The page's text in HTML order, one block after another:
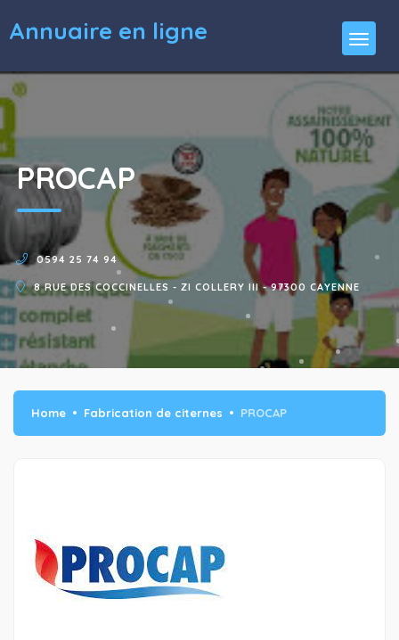
Annuaire en ligne
PROCAP
0594 25 74 94
8 RUE DES COCCINELLES - ZI COLLERY III - 97300 CAYENNE
Home Fabrication de citernes PROCAP